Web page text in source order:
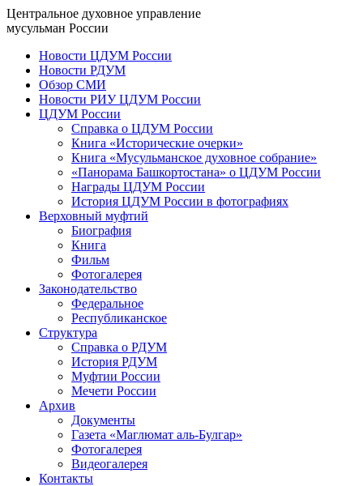
Центральное духовное управление
мусульман России
Новости ЦДУМ России
Новости РДУМ
Обзор СМИ
Новости РИУ ЦДУМ России
ЦДУМ России
Справка о ЦДУМ России
Книга «Исторические очерки»
Книга «Мусульманское духовное собрание»
«Панорама Башкортостана» о ЦДУМ России
Награды ЦДУМ России
История ЦДУМ России в фотографиях
Верховный муфтий
Биография
Книга
Фильм
Фотогалерея
Законодательство
Федеральное
Республиканское
Структура
Справка о РДУМ
История РДУМ
Муфтии России
Мечети России
Архив
Документы
Газета «Маглюмат аль-Булгар»
Фотогалерея
Видеогалерея
Контакты